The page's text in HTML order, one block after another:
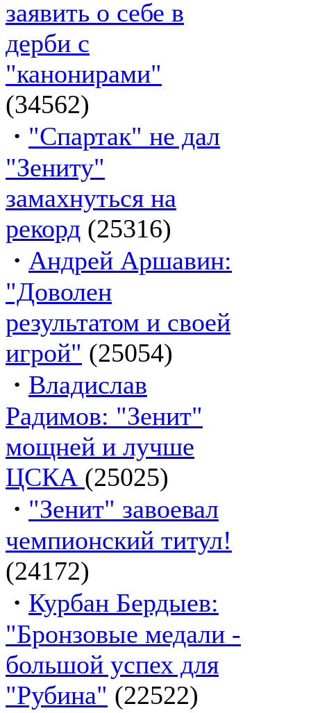
заявить о себе в
дерби с
"канонирами"
(34562)
· "Спартак" не дал
"Зениту"
замахнуться на
рекорд (25316)
· Андрей Аршавин:
"Доволен
результатом и своей
игрой" (25054)
· Владислав
Радимов: "Зенит"
мощней и лучше
ЦСКА (25025)
· "Зенит" завоевал
чемпионский титул!
(24172)
· Курбан Бердыев:
"Бронзовые медали -
большой успех для
"Рубина" (22522)